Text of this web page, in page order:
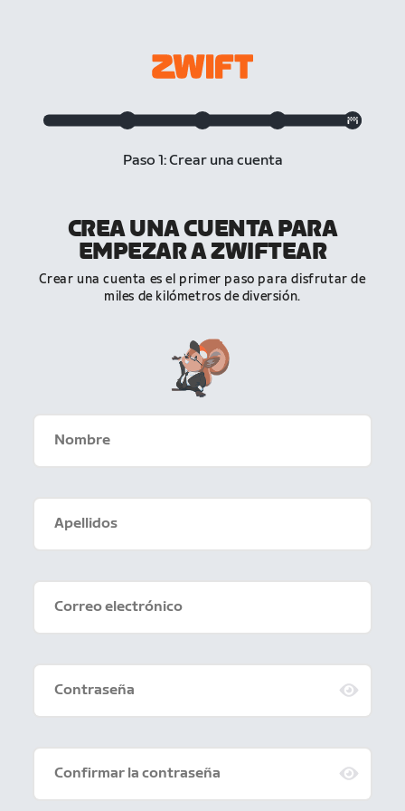
Paso 1: Crear una cuenta
CREA UNA CUENTA PARA
EMPEZAR A ZWIFTEAR
Crear una cuenta es el primer paso para disfrutar de
miles de kilómetros de diversión.
Nombre
Apellidos
Correo electrónico
Contraseña
Confirmar la contraseña